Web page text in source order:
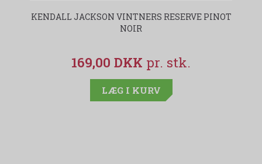
KENDALL JACKSON VINTNERS RESERVE PINOT
NOIR
169,00 DKK
LÆG I KURV